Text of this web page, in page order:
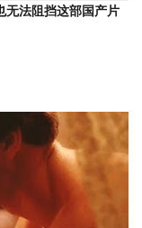
无法阻挡这部国产片